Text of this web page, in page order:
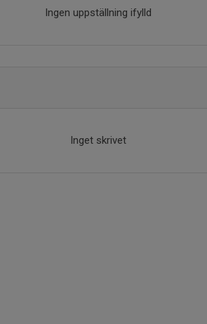
Ingen uppställning ifylld
Inget skrivet